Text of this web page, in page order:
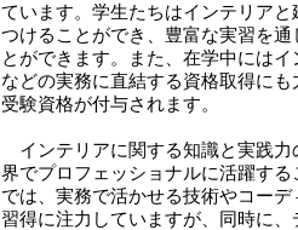
ています。学生たちはインテリア
つけることができ、豊富な実習を
とができます。また、在学中には
などの実務に直結する資格取得に
受験資格が付与されます。
インテリアに関する知識と実践力
界でプロフェッショナルに活躍す
では、実務で活かせる技術やコー
習得に注力していますが、同時に